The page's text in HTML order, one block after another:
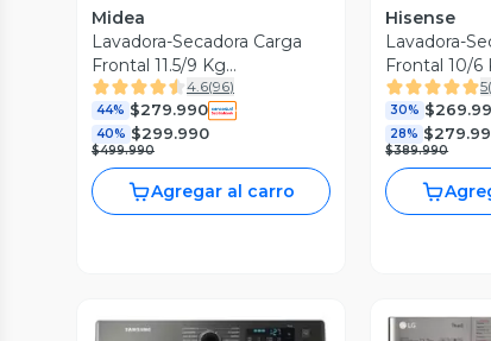
Midea
Lavadora-Secadora Carga
Frontal 11.5/9 Kg
MF200D115WB/T
4.6(96)
44% $279.990
40% $299.990
$499.990
Agregar al carro
Hisense
Lavadora-
Frontal 10/6
5
30%
28%
$389.990